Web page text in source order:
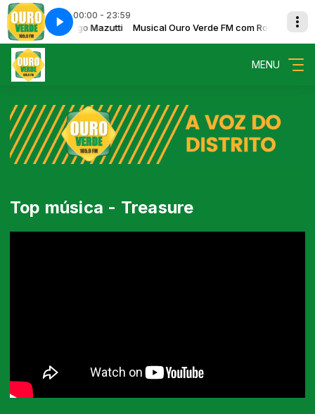
00:00 - 23:59
FM com Rodrigo Mazutti Musical Ouro Verde FM com Rodrigo
Becca B - Big Summer
MENU
Top música - Treasure